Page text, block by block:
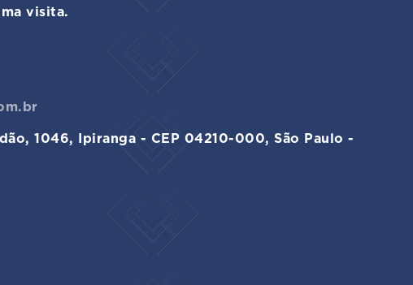
visita.
1046, Ipiranga - CEP 04210-000, São Paulo -